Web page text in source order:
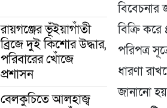
রায়গঞ্জের ভূঁইয়াগাঁতী
ব্রিজে দুই কিশোর উদ্ধার,
পরিবারের খোঁজে
প্রশাসন
বেলকুচিতে আলহাজ্ব
বিবেচনার
বিক্রি
পরিপত্র
ধারণা
জানানো